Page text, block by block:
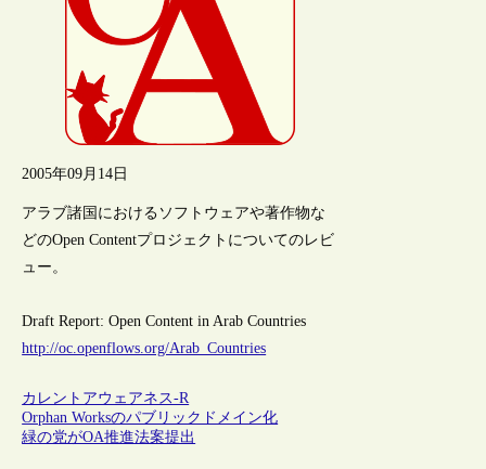
2005年09月14日
アラブ諸国におけるソフトウェアや著作物な
どのOpen Contentプロジェクトについてのレビ
ュー。
Draft Report: Open Content in Arab Countries
http://oc.openflows.org/Arab_Countries
カレントアウェアネス-R
Orphan Worksのパブリックドメイン化
緑の党がOA推進法案提出